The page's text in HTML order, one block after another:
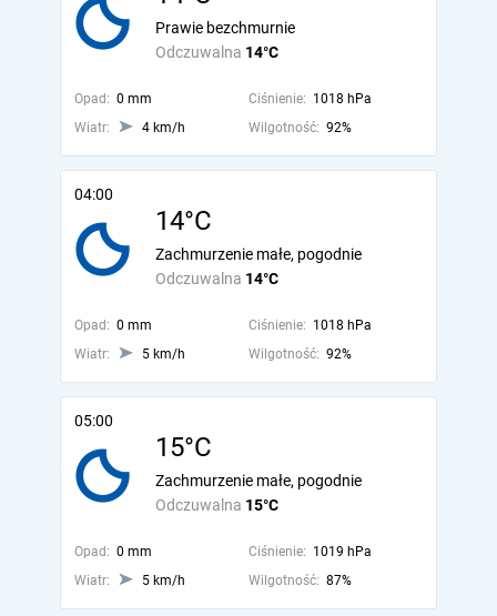
Odczuwalna 14°C
Prawie bezchmurnie
Opad: 0 mm Ciśnienie: 1018 hPa
Wiatr:
4 km/h Wilgotność: 92%
04:00
14°C
Odczuwalna 14°C
Zachmurzenie małe, pogodnie
Opad: 0 mm Ciśnienie: 1018 hPa
Wiatr:
5 km/h Wilgotność: 92%
05:00
15°C
Odczuwalna 15°C
Zachmurzenie małe, pogodnie
Opad: 0 mm Ciśnienie: 1019 hPa
Wiatr:
5 km/h Wilgotność: 87%